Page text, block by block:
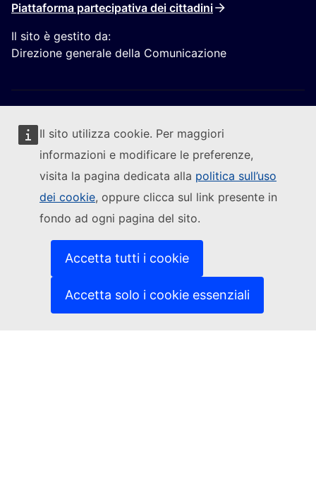
Il sito utilizza cookie. Per maggiori
informazioni e modificare le preferenze,
visita la pagina dedicata alla politica sull’uso
dei cookie, oppure clicca sul link presente in
fondo ad ogni pagina del sito.
Accetta tutti i cookie
Accetta solo i cookie essenziali
Piattaforma partecipativa dei cittadini
Il sito è gestito da:
Direzione generale della Comunicazione
Segui la Commissione europea
Contattaci(Link esterno)
Segnalare una vulnerabilità informatica
Le lingue sui nostri siti web(Link esterno)
(Link esterno)
Politica in materia di privacy
Note legali(Link esterno)